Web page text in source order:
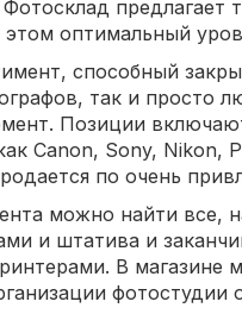
предлагает
оптимальный
способный
так и просто
Позиции
Canon, Sony, Nikon,
по очень
можно найти все,
и штатива и
В магазине